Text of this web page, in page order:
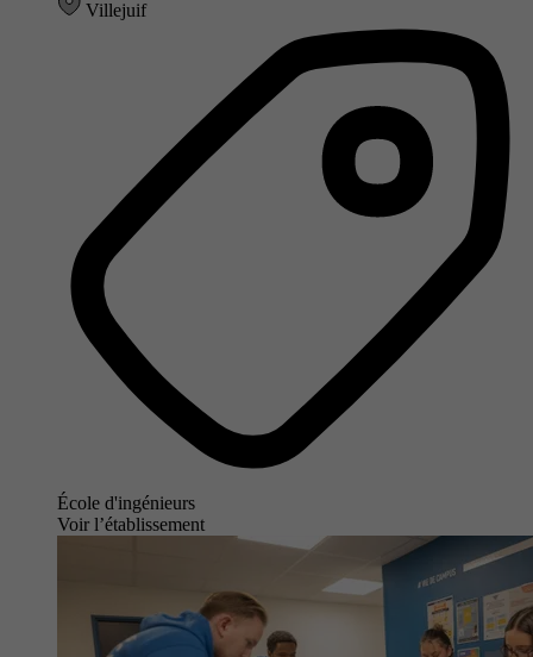
Villejuif
École d'ingénieurs
Voir l’établissement